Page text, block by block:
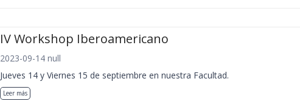
IV Workshop Iberoamericano
2023-09-14 null
Jueves 14 y Viernes 15 de septiembre en nuestra Facultad.
Leer más